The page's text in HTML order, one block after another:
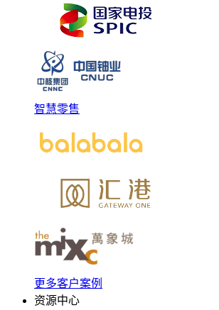
智慧零售
更多客户案例
资源中心